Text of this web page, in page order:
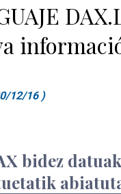
12/16 )
bidez